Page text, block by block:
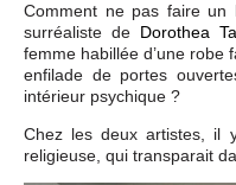
Comment ne pas faire
surréaliste de Dorothea
femme habillée d’une robe
enfilade de portes
intérieur psychique ?
Chez les deux artistes, il
religieuse, qui transparait